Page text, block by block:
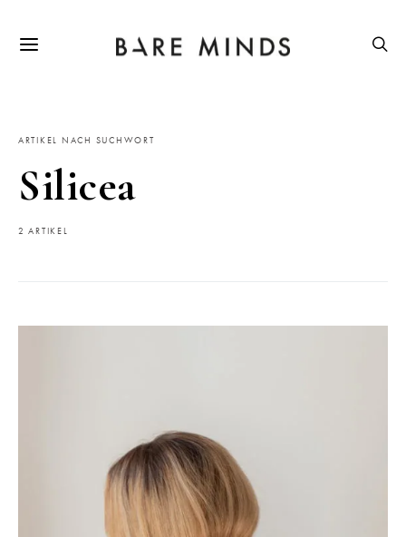
ARTIKEL NACH SUCHWORT
Silicea
2 ARTIKEL